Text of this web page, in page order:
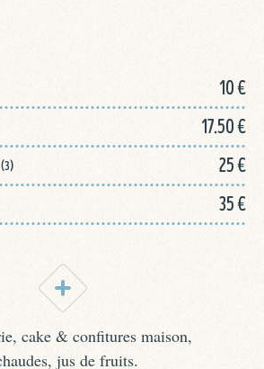
10 €
17.50 €
(3) 25 €
35 €
cake & confitures maison,
jus de fruits.